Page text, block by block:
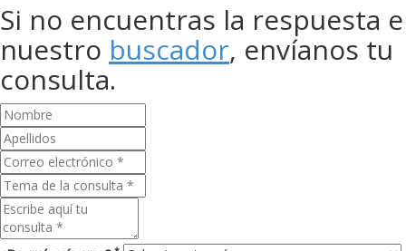
Si no encuentras la respuesta
nuestro buscador, envíanos tu
consulta.